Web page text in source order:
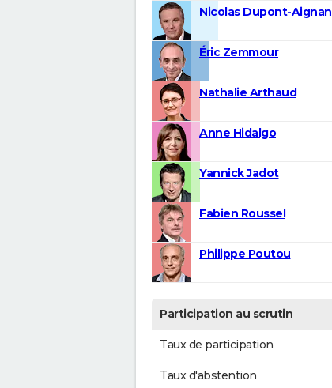
Nicolas Dupont-Aignan
Éric Zemmour
Nathalie Arthaud
Anne Hidalgo
Yannick Jadot
Fabien Roussel
Philippe Poutou
Participation au scrutin
Taux de participation
Taux d'abstention